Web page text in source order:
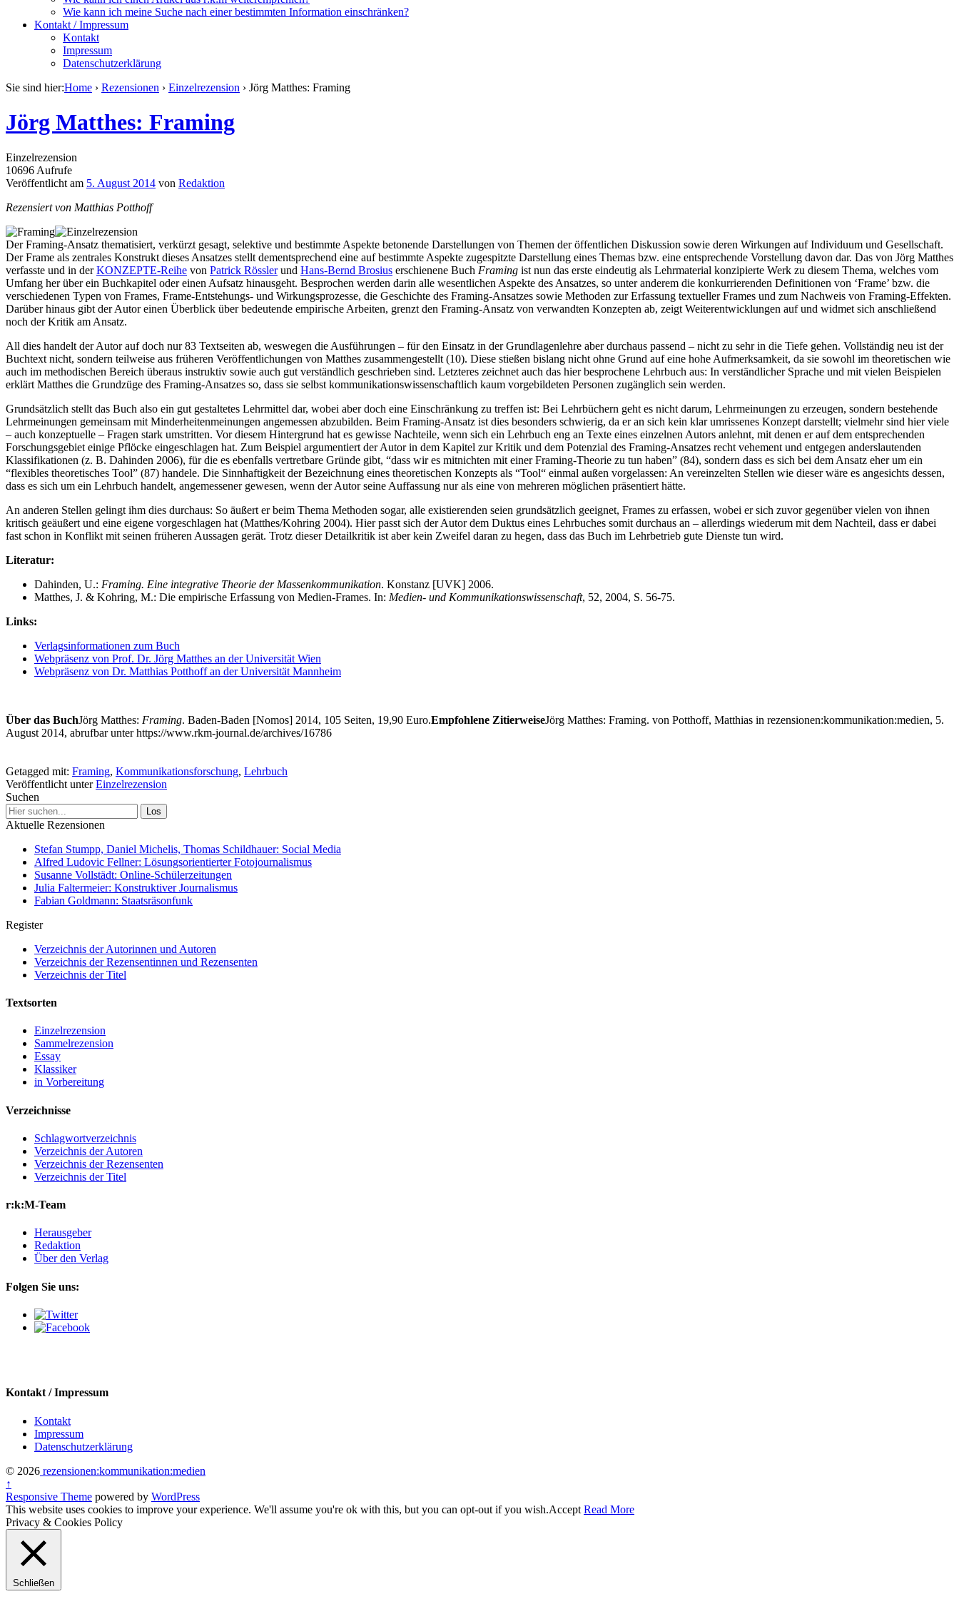
Wie kann ich meine Suche nach einer bestimmten Information einschränken?
Kontakt / Impressum
Kontakt
Impressum
Datenschutzerklärung
Sie sind hier:Home › Rezensionen › Einzelrezension › Jörg Matthes: Framing
Jörg Matthes: Framing
Einzelrezension
10696 Aufrufe
Veröffentlicht am 5. August 2014 von Redaktion
Rezensiert von Matthias Potthoff
Der Framing-Ansatz thematisiert, verkürzt gesagt, selektive und bestimmte Aspekte betonende Darstellungen von Themen der öffentlichen Diskussion sowie deren Wirkungen auf Individuum und Gesellschaft.
Der Frame als zentrales Konstrukt dieses Ansatzes stellt dementsprechend eine auf bestimmte Aspekte zugespitzte Darstellung eines Themas bzw. eine entsprechende Vorstellung davon dar. Das von Jörg Matthes
verfasste und in derKONZEPTE-Reihe von Patrick Rösslerund Hans-Bernd Brosius erschienene Buch Framing ist nun das erste eindeutig als Lehrmaterial konzipierte Werk zu diesem Thema, welches vom
Umfang her über ein Buchkapitel oder einen Aufsatz hinausgeht. Besprochen werden darin alle wesentlichen Aspekte des Ansatzes, so unter anderem die konkurrierenden Definitionen von ‘Frame’ bzw. die
verschiedenen Typen von Frames, Frame-Entstehungs- und Wirkungsprozesse, die Geschichte des Framing-Ansatzes sowie Methoden zur Erfassung textueller Frames und zum Nachweis von Framing-Effekten.
Darüber hinaus gibt der Autor einen Überblick über bedeutende empirische Arbeiten, grenzt den Framing-Ansatz von verwandten Konzepten ab, zeigt Weiterentwicklungen auf und widmet sich anschließend
noch der Kritik am Ansatz.
All dies handelt der Autor auf doch nur 83 Textseiten ab, weswegen die Ausführungen – für den Einsatz in der Grundlagenlehre aber durchaus passend – nicht zu sehr in die Tiefe gehen. Vollständig neu ist der
Buchtext nicht, sondern teilweise aus früheren Veröffentlichungen von Matthes zusammengestellt (10). Diese stießen bislang nicht ohne Grund auf eine hohe Aufmerksamkeit, da sie sowohl im theoretischen wie
auch im methodischen Bereich überaus instruktiv sowie auch gut verständlich geschrieben sind. Letzteres zeichnet auch das hier besprochene Lehrbuch aus: In verständlicher Sprache und mit vielen Beispielen
erklärt Matthes die Grundzüge des Framing-Ansatzes so, dass sie selbst kommunikationswissenschaftlich kaum vorgebildeten Personen zugänglich sein werden.
Grundsätzlich stellt das Buch also ein gut gestaltetes Lehrmittel dar, wobei aber doch eine Einschränkung zu treffen ist: Bei Lehrbüchern geht es nicht darum, Lehrmeinungen zu erzeugen, sondern bestehende
Lehrmeinungen gemeinsam mit Minderheitenmeinungen angemessen abzubilden. Beim Framing-Ansatz ist dies besonders schwierig, da er an sich kein klar umrissenes Konzept darstellt; vielmehr sind hier viele
– auch konzeptuelle – Fragen stark umstritten. Vor diesem Hintergrund hat es gewisse Nachteile, wenn sich ein Lehrbuch eng an Texte eines einzelnen Autors anlehnt, mit denen er auf dem entsprechenden
Forschungsgebiet einige Pflöcke eingeschlagen hat. Zum Beispiel argumentiert der Autor in dem Kapitel zur Kritik und dem Potenzial des Framing-Ansatzes recht vehement und entgegen anderslautenden
Klassifikationen (z. B. Dahinden 2006), für die es ebenfalls vertretbare Gründe gibt, “dass wir es mitnichten mit einer Framing-Theorie zu tun haben” (84), sondern dass es sich bei dem Ansatz eher um ein
“flexibles theoretisches Tool” (87) handele. Die Sinnhaftigkeit der Bezeichnung eines theoretischen Konzepts als “Tool“ einmal außen vorgelassen: An vereinzelten Stellen wie dieser wäre es angesichts dessen,
dass es sich um ein Lehrbuch handelt, angemessener gewesen, wenn der Autor seine Auffassung nur als eine von mehreren möglichen präsentiert hätte.
An anderen Stellen gelingt ihm dies durchaus: So äußert er beim Thema Methoden sogar, alle existierenden seien grundsätzlich geeignet, Frames zu erfassen, wobei er sich zuvor gegenüber vielen von ihnen
kritisch geäußert und eine eigene vorgeschlagen hat (Matthes/Kohring 2004). Hier passt sich der Autor dem Duktus eines Lehrbuches somit durchaus an – allerdings wiederum mit dem Nachteil, dass er dabei
fast schon in Konflikt mit seinen früheren Aussagen gerät. Trotz dieser Detailkritik ist aber kein Zweifel daran zu hegen, dass das Buch im Lehrbetrieb gute Dienste tun wird.
Literatur:
Dahinden, U.: Framing. Eine integrative Theorie der Massenkommunikation. Konstanz [UVK] 2006.
Matthes, J. & Kohring, M.: Die empirische Erfassung von Medien-Frames. In: Medien- und Kommunikationswissenschaft, 52, 2004, S. 56-75.
Links:
Verlagsinformationen zum Buch
Webpräsenz von Prof. Dr. Jörg Matthes an der Universität Wien
Webpräsenz von Dr. Matthias Potthoff an der Universität Mannheim
Über das BuchJörg Matthes: Framing. Baden-Baden [Nomos] 2014, 105 Seiten, 19,90 Euro.Empfohlene ZitierweiseJörg Matthes: Framing. von Potthoff, Matthias in rezensionen:kommunikation:medien, 5.
August 2014, abrufbar unter https://www.rkm-journal.de/archives/16786
Getagged mit: Framing, Kommunikationsforschung, Lehrbuch
Veröffentlicht unterEinzelrezension
Suchen
Aktuelle Rezensionen
Stefan Stumpp, Daniel Michelis, Thomas Schildhauer: Social Media
Alfred Ludovic Fellner: Lösungsorientierter Fotojournalismus
Susanne Vollstädt: Online-Schülerzeitungen
Julia Faltermeier: Konstruktiver Journalismus
Fabian Goldmann: Staatsräsonfunk
Register
Verzeichnis der Autorinnen und Autoren
Verzeichnis der Rezensentinnen und Rezensenten
Verzeichnis der Titel
Textsorten
Einzelrezension
Sammelrezension
Essay
Klassiker
in Vorbereitung
Verzeichnisse
Schlagwortverzeichnis
Verzeichnis der Autoren
Verzeichnis der Rezensenten
Verzeichnis der Titel
r:k:M-Team
Herausgeber
Redaktion
Über den Verlag
Folgen Sie uns:
Kontakt / Impressum
Kontakt
Impressum
Datenschutzerklärung
© 2026 rezensionen:kommunikation:medien
↑
Responsive Theme powered by WordPress
This website uses cookies to improve your experience. We'll assume you're ok with this, but you can opt-out if you wish.Accept Read More
Privacy & Cookies Policy
Schließen